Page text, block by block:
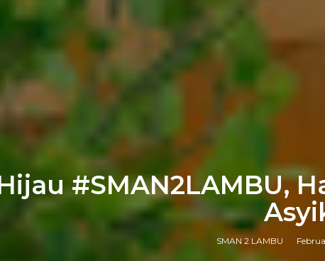
#SMAN2LAMBU,
SMAN 2 LAMBU